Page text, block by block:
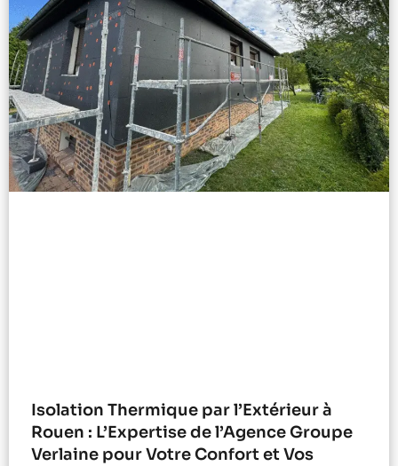
Isolation Thermique par l’Extérieur à
Rouen : L’Expertise de l’Agence Groupe
Verlaine pour Votre Confort et Vos